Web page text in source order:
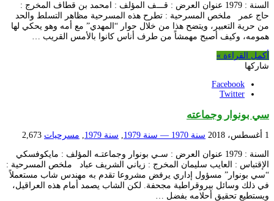
السنة : 1979 عنوان العرض : قـــف المؤلف : امحمد بن قطاف المخرج :
حاج عمر ملخص المسرحية : تطرح هذه المسرحية مظاهر التسلط والحد
من حرية التعبير، ويتضح هذا من خلال حوار “المهدي” مع أمه وهو يحكي لها
همومه، وكيف أصبح مهمشاً من طرف أناس كانوا بالأمس القريب …
أكمل القراءة »
شاركها
Facebook
Twitter
سي بونوار وجماعته
1 أغسطس، 2018 سنة 1970 — سنة 1979 سنة 1979 مسرحيات 2,673
السنة : 1979 عنوان العرض : سـي بونوار وجماعتـه المؤلف : مايكوفسكي
الإقتباس : العايب سليمان المخرج : زياني الشريف عباد ملخص المسرحية :
“سي بونوار” مسؤول إداري يرفض مشروعا تقدم به مهندس شاب مستعملاً
في ذلك وسائل بيروقراطية مجحفة. لكن الشاب يصمد أمام هذه العراقيل،
ويستطيع تحقيق أحلامه بفضل …